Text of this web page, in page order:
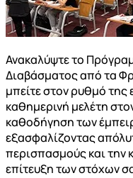
Ανακαλύψτε το
Διαβάσματος από τα
μπείτε στον ρυθμό
καθημερινή μελέτη
καθοδήγηση των
εξασφαλίζοντας
περισπασμούς και την
επίτευξη των στόχων